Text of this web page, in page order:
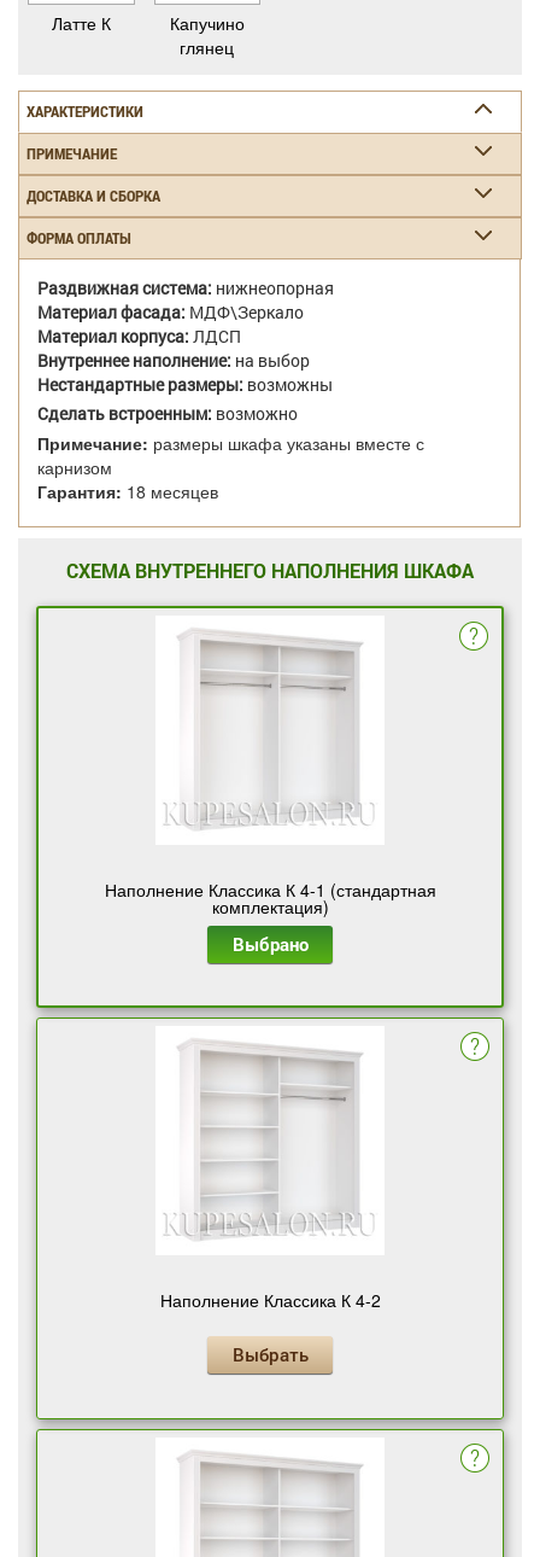
Латте К
Капучино
глянец
ХАРАКТЕРИСТИКИ
ПРИМЕЧАНИЕ
ДОСТАВКА И СБОРКА
ФОРМА ОПЛАТЫ
Раздвижная система: нижнеопорная
Материал фасада: МДФ\Зеркало
Материал корпуса: ЛДСП
Внутреннее наполнение: на выбор
Нестандартные размеры: возможны
Сделать встроенным: возможно
Примечание: размеры шкафа указаны вместе с
карнизом
Гарантия: 18 месяцев
СХЕМА ВНУТРЕННЕГО НАПОЛНЕНИЯ ШКАФА
Наполнение Классика К 4-1 (стандартная
комплектация)
Выбрано
Наполнение Классика К 4-2
Выбрать